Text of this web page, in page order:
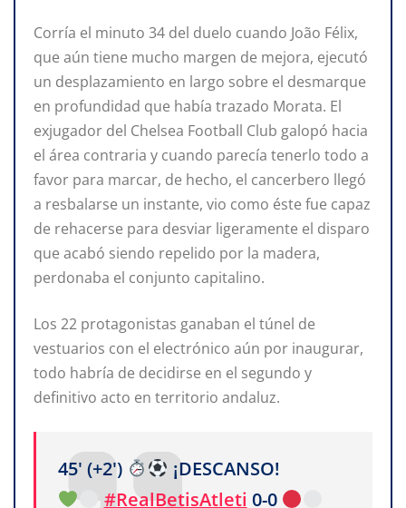
Corría el minuto 34 del duelo cuando João Félix,
que aún tiene mucho margen de mejora, ejecutó
un desplazamiento en largo sobre el desmarque
en profundidad que había trazado Morata. El
exjugador del Chelsea Football Club galopó hacia
el área contraria y cuando parecía tenerlo todo a
favor para marcar, de hecho, el cancerbero llegó
a resbalarse un instante, vio como éste fue capaz
de rehacerse para desviar ligeramente el disparo
que acabó siendo repelido por la madera,
perdonaba el conjunto capitalino.
Los 22 protagonistas ganaban el túnel de
vestuarios con el electrónico aún por inaugurar,
todo habría de decidirse en el segundo y
definitivo acto en territorio andaluz.
45' (+2')
¡DESCANSO!
#RealBetisAtleti 0-0